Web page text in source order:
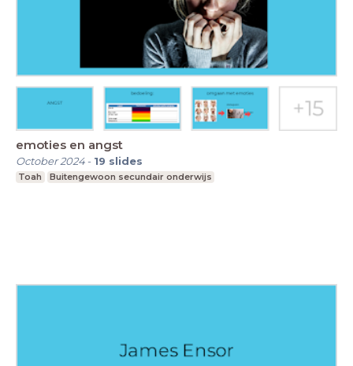
emoties en angst
October 2024- 19 slides
Toah Buitengewoon secundair onderwijs